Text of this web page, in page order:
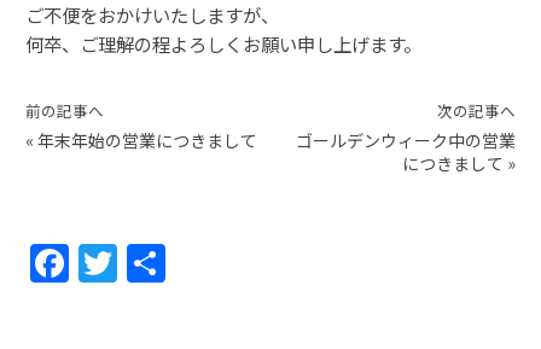
ご不便をおかけいたしますが、
何卒、ご理解の程よろしくお願い申し上げます。
前の記事へ
« 年末年始の営業につきまして
次の記事へ
ゴールデンウィーク中の営業
につきまして »
F
a
T
w